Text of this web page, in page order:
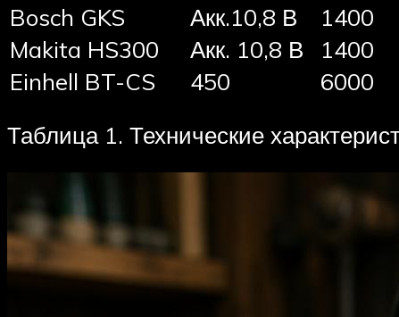
Bosch GKS
Акк.10,8 В 1400
Makita HS300
Акк. 10,8 В 1400
Einhell BT-CS
450 6000
Таблица 1. Технические